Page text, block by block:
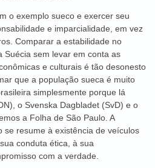
o exemplo sueco e exercer seu
e imparcialidade, em vez
Comparar a estabilidade no
Suécia sem levar em conta as
e culturais é tão desonesto
que a população sueca é muito
simplesmente porque lá
o Svenska Dagbladet (SvD) e o
a Folha de São Paulo. A
se resume à existência de veículos
conduta ética, à sua
com a verdade.